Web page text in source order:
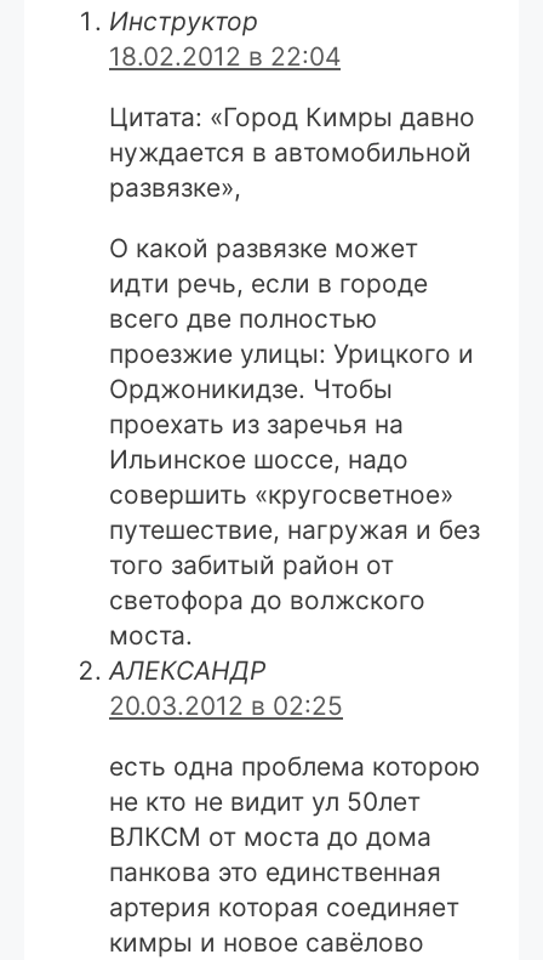
Инструктор
18.02.2012 в 22:04
Цитата: «Город Кимры давно
нуждается в автомобильной
развязке»,
О какой развязке может
идти речь, если в городе
всего две полностью
проезжие улицы: Урицкого и
Орджоникидзе. Чтобы
проехать из заречья на
Ильинское шоссе, надо
совершить «кругосветное»
путешествие, нагружая и без
того забитый район от
светофора до волжского
моста.
АЛЕКСАНДР
20.03.2012 в 02:25
есть одна проблема которою
не кто не видит ул 50лет
ВЛКСМ от моста до дома
панкова это единственная
артерия которая соединяет
кимры и новое савёлово